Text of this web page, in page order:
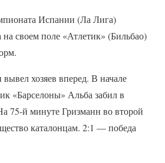
Испании (Ла Лига)
на своем поле «Атлетик» (Бильбао)
хозяев вперед. В начале
«Барселоны» Альба забил в
75-й минуте Гризманн во второй
каталонцам. 2:1 — победа